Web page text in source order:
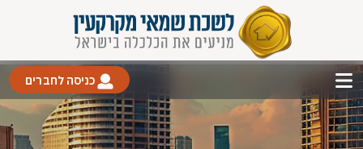
כניסה לחברים